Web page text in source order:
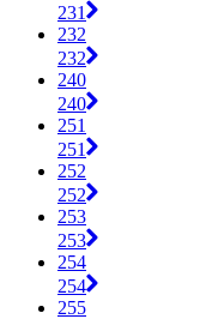
231
232
232
240
240
251
251
252
252
253
253
254
254
255